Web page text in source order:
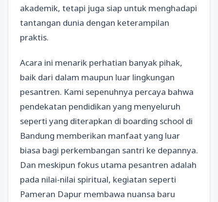
akademik, tetapi juga siap untuk menghadapi
tantangan dunia dengan keterampilan
praktis.
Acara ini menarik perhatian banyak pihak,
baik dari dalam maupun luar lingkungan
pesantren. Kami sepenuhnya percaya bahwa
pendekatan pendidikan yang menyeluruh
seperti yang diterapkan di boarding school di
Bandung memberikan manfaat yang luar
biasa bagi perkembangan santri ke depannya.
Dan meskipun fokus utama pesantren adalah
pada nilai-nilai spiritual, kegiatan seperti
Pameran Dapur membawa nuansa baru